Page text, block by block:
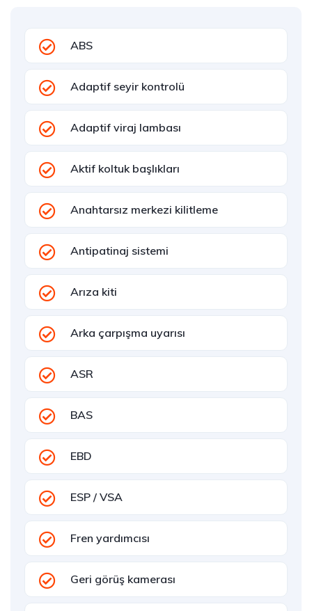
ABS
Adaptif seyir kontrolü
Adaptif viraj lambası
Aktif koltuk başlıkları
Anahtarsız merkezi kilitleme
Antipatinaj sistemi
Arıza kiti
Arka çarpışma uyarısı
ASR
BAS
EBD
ESP / VSA
Fren yardımcısı
Geri görüş kamerası